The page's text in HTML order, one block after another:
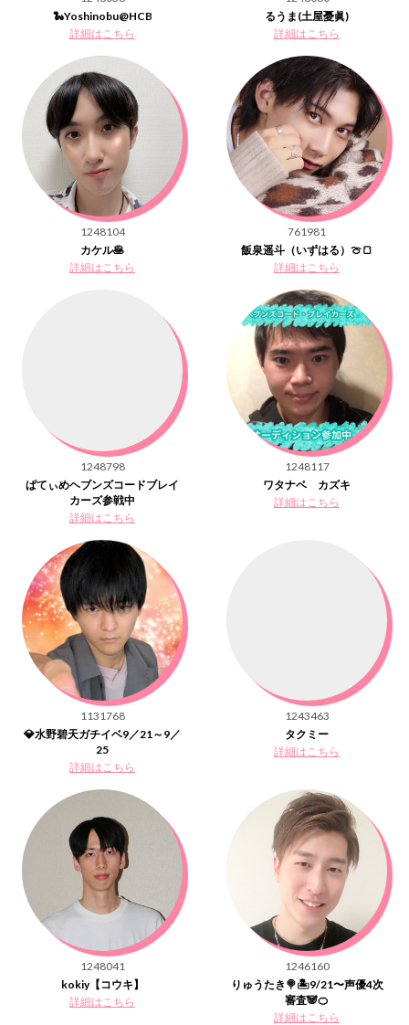
🐍Yoshinobu@HCB
詳細はこちら
るうま(土屋憂眞)
詳細はこちら
1248104
カケル🥞
詳細はこちら
761981
飯泉遥斗（いずはる）🍈🍞
詳細はこちら
1248798
ぱてぃめヘブンズコードブレイ
カーズ参戦中
詳細はこちら
1248117
ワタナベ カズキ
詳細はこちら
1131768
💎水野碧天ガチイベ9／21～9／
25
詳細はこちら
1243463
タクミー
詳細はこちら
1248041
kokiy【コウキ】
詳細はこちら
1246160
りゅうたき🍭🏝9/21〜声優4次
審査🐼🍊
詳細はこちら